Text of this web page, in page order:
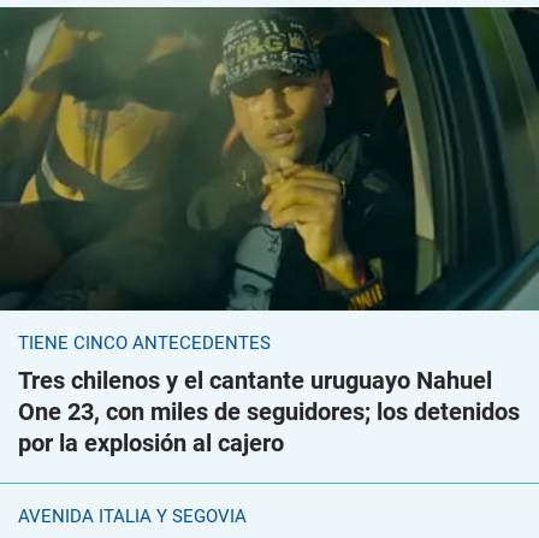
TIENE CINCO ANTECEDENTES
Tres chilenos y el cantante uruguayo Nahuel
One 23, con miles de seguidores; los detenidos
por la explosión al cajero
AVENIDA ITALIA Y SEGOVIA